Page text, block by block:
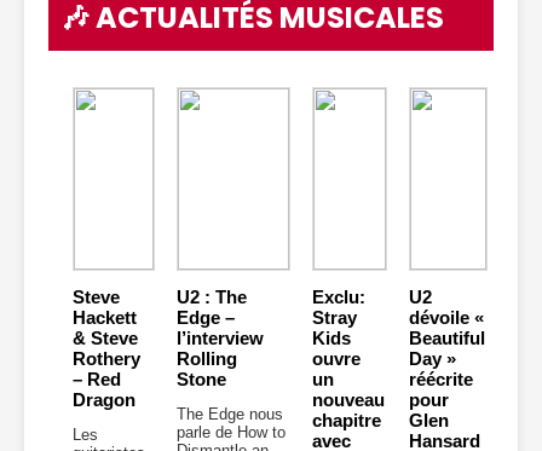
🎶 ACTUALITÉS MUSICALES
Steve
Hackett
& Steve
Rothery
– Red
Dragon
Les
U2 : The
Edge –
l’interview
Rolling
Stone
The Edge nous
parle de How to
Exclu:
Stray
Kids
ouvre
un
nouveau
chapitre
avec
U2
dévoile «
Beautiful
Day »
réécrite
pour
Glen
Hansard